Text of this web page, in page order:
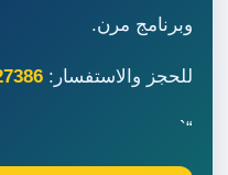
وبرنامج مرن.
للحجز والاستفسار:
“`